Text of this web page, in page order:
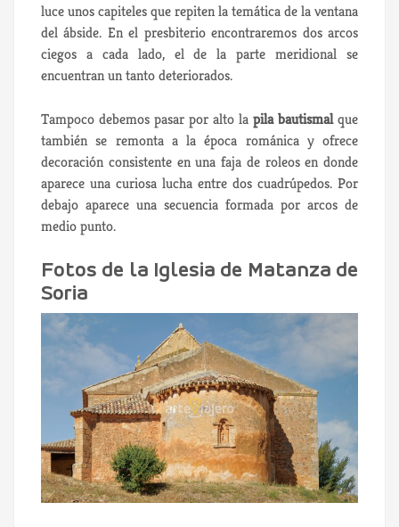
luce unos capiteles que repiten la temática de la ventana
del ábside. En el presbiterio encontraremos dos arcos
ciegos a cada lado, el de la parte meridional se
encuentran un tanto deteriorados.
Tampoco debemos pasar por alto la pila bautismalque
también se remonta a la época románica y ofrece
decoración consistente en una faja de roleos en donde
aparece una curiosa lucha entre dos cuadrúpedos. Por
debajo aparece una secuencia formada por arcos de
medio punto.
Fotos de la Iglesia de Matanza de
Soria